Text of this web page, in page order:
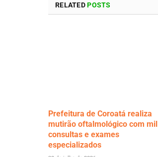
RELATEDPOSTS
Prefeitura de Coroatá realiza
mutirão oftalmológico com mil
consultas e exames
especializados